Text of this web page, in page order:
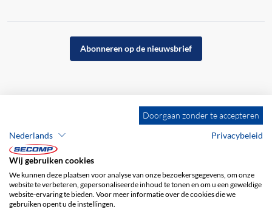
Abonneren op de nieuwsbrief
Bedrijfsgegevens
Doorgaan zonder te accepteren
Nederlands
Privacybeleid
Wij gebruiken cookies
We kunnen deze plaatsen voor analyse van onze bezoekersgegevens, om onze
website te verbeteren, gepersonaliseerde inhoud te tonen en om u een geweldige
website-ervaring te bieden. Voor meer informatie over de cookies die we
gebruiken opent u de instellingen.